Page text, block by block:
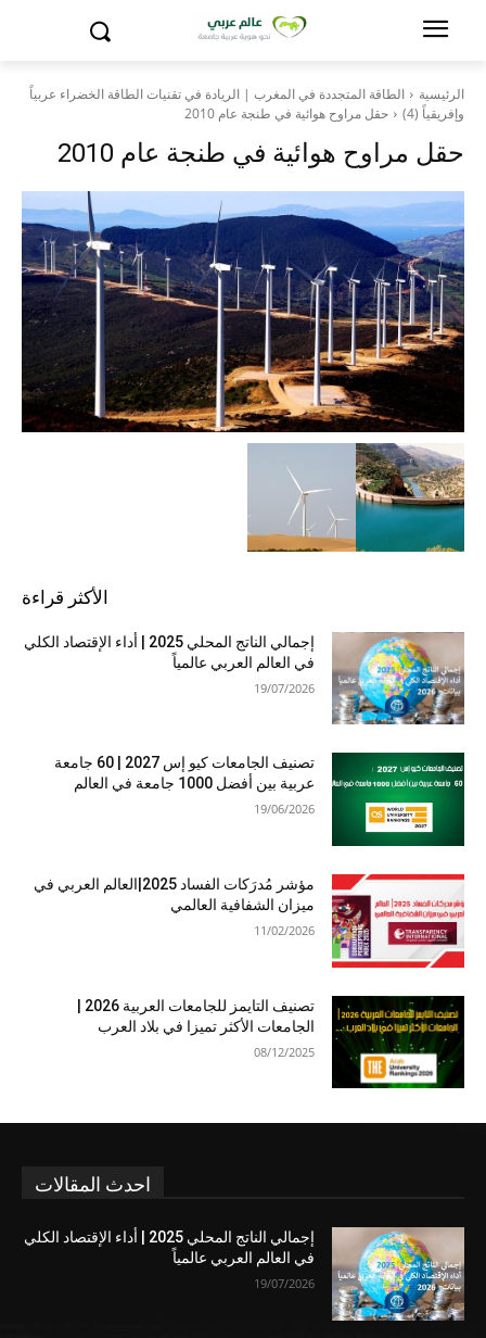
الرئيسية
الطاقة المتجددة في المغرب | الريادة في تقنيات الطاقة الخضراء عربياً
وإفريقياً (4)
حقل مراوح هوائية في طنجة عام 2010
حقل مراوح هوائية في طنجة عام 2010
الأكثر قراءة
إجمالي الناتج المحلي 2025 | أداء الإقتصاد الكلي
في العالم العربي عالمياً
19/07/2026
تصنيف الجامعات كيو إس 2027 | 60 جامعة
عربية بين أفضل 1000 جامعة في العالم
19/06/2026
مؤشر مُدرَكات الفساد 2025|العالم العربي في
ميزان الشفافية العالمي
11/02/2026
الجامعات الأكثر تميزا في بلاد العرب
08/12/2025
احدث المقالات
إجمالي الناتج المحلي 2025 | أداء الإقتصاد الكلي
في العالم العربي عالمياً
19/07/2026